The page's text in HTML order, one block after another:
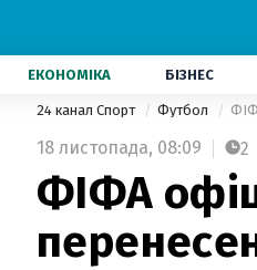
ЕКОНОМІКА БІЗНЕС
24 канал Спорт Футбол
18 листопада, 08:09 2
ФІФА